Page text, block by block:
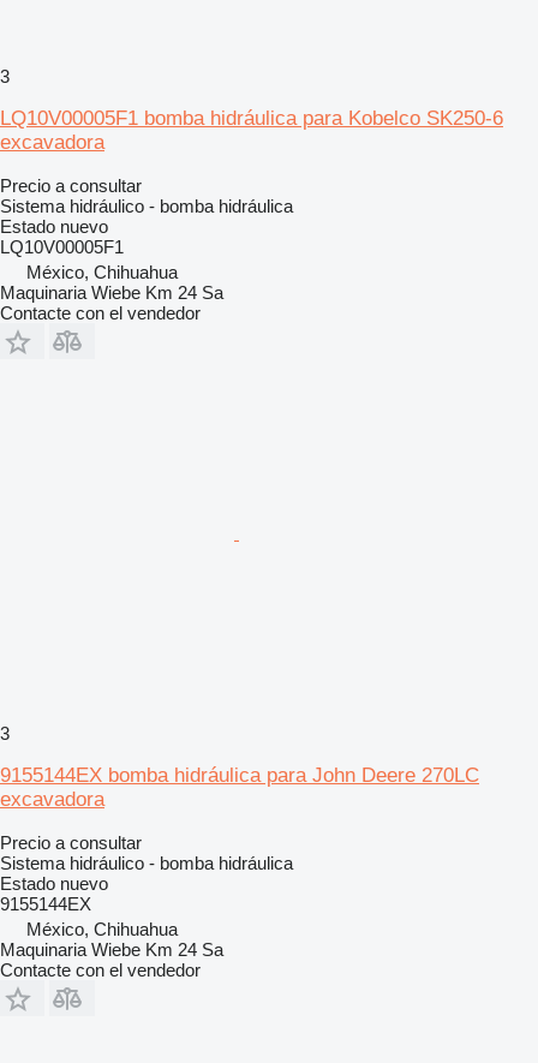
3
LQ10V00005F1 bomba hidráulica para Kobelco SK250-6
excavadora
Precio a consultar
Sistema hidráulico - bomba hidráulica
Estado nuevo
LQ10V00005F1
México, Chihuahua
Maquinaria Wiebe Km 24 Sa
Contacte con el vendedor
3
9155144EX bomba hidráulica para John Deere 270LC
excavadora
Precio a consultar
Sistema hidráulico - bomba hidráulica
Estado nuevo
9155144EX
México, Chihuahua
Maquinaria Wiebe Km 24 Sa
Contacte con el vendedor